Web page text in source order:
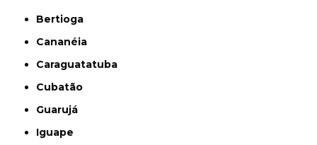
Bertioga
Cananéia
Caraguatatuba
Cubatão
Guarujá
Iguape